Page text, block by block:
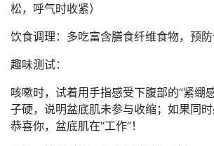
松，呼气时收紧）
饮食调理：多吃富含膳食纤维食物，预
趣味测试：
咳嗽时，试着用手指感受下腹部的“紧
子硬，说明盆底肌未参与收缩；如果同时
恭喜你，盆底肌在“工作”！